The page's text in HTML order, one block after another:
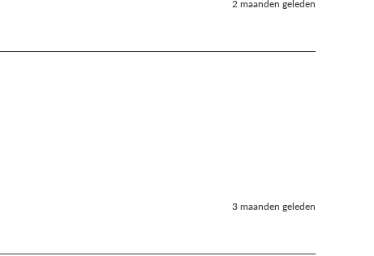
2 maanden geleden
3 maanden geleden